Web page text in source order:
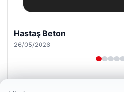
Enes Kaplan Avukatlık Bürosu
28/04/2026